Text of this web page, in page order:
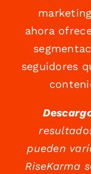
ahora
seguidores
pueden
RiseKarma